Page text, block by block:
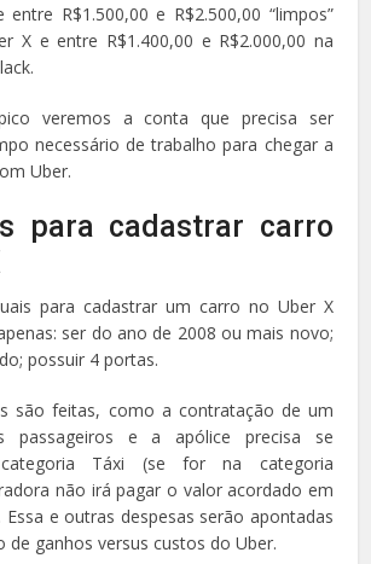
R$1.500,00 e R$2.500,00 “limpos”
X e entre R$1.400,00 e R$2.000,00 na
veremos a conta que precisa ser
necessário de trabalho para chegar a
Uber.
para cadastrar carro
para cadastrar um carro no Uber X
ser do ano de 2008 ou mais novo;
possuir 4 portas.
são feitas, como a contratação de um
passageiros e a apólice precisa se
Táxi (se for na categoria
não irá pagar o valor acordado em
e outras despesas serão apontadas
de ganhos versus custos do Uber.